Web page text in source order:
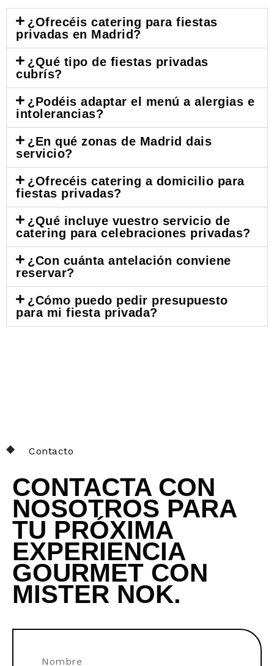
¿Ofrecéis catering para fiestas
privadas en Madrid?
¿Qué tipo de fiestas privadas
cubrís?
¿Podéis adaptar el menú a alergias e
intolerancias?
¿En qué zonas de Madrid dais
servicio?
¿Ofrecéis catering a domicilio para
fiestas privadas?
¿Qué incluye vuestro servicio de
catering para celebraciones privadas?
¿Con cuánta antelación conviene
reservar?
¿Cómo puedo pedir presupuesto
para mi fiesta privada?
Contacto
CONTACTA CON
NOSOTROS PARA
TU PRÓXIMA
EXPERIENCIA
GOURMET CON
MISTER NOK.